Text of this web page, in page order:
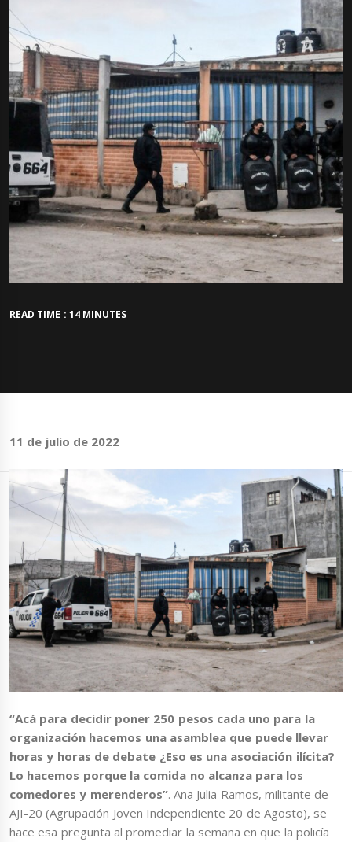
READ TIME : 14 MINUTES
11 de julio de 2022
“Acá para decidir poner 250 pesos cada uno para la
organización hacemos una asamblea que puede llevar
horas y horas de debate ¿Eso es una asociación ilícita?
Lo hacemos porque la comida no alcanza para los
comedores y merenderos”. Ana Julia Ramos, militante de
AJI-20 (Agrupación Joven Independiente 20 de Agosto), se
hace esa pregunta al promediar la semana en que la policía